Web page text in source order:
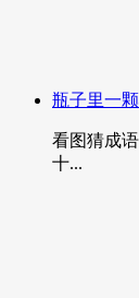
瓶子里一
看图猜成
十...